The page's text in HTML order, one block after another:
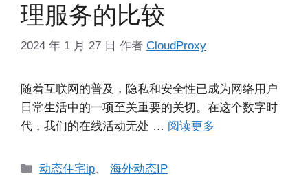
理服务的比较
2024 年 1 月 27 日 作者 CloudProxy
随着互联网的普及，隐私和安全性已成为网络用户
日常生活中的一项至关重要的关切。在这个数字时
代，我们的在线活动无处 … 阅读更多
分
动态住宅ip、海外动态IP